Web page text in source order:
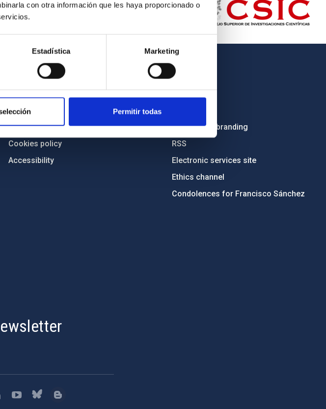
con otra información que les haya proporcionado o
Estadística Marketing
Permitir todas
IAC PORTAL
Privacy policy
Legal notice
Cookies policy
Accessibility
OTHER LINKS
Institutional branding
RSS
Electronic services site
Ethics channel
Condolences for Francisco Sánchez